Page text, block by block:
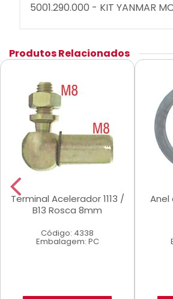
5001.290.000 - KIT YANMAR
Produtos Relacionados
Terminal Acelerador 1113 /
B13 Rosca 8mm
Código: 4338
Embalagem: PC
Anel